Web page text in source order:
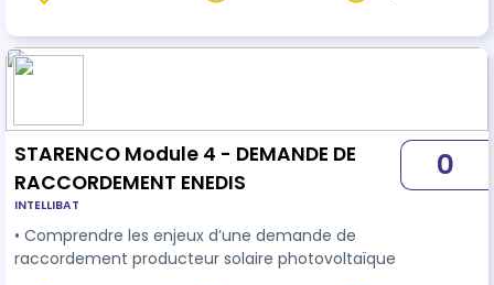
STARENCO Module 4 - DEMANDE DE
RACCORDEMENT ENEDIS
INTELLIBAT
• Comprendre les enjeux d’une demande de
raccordement producteur solaire photovoltaïque
0